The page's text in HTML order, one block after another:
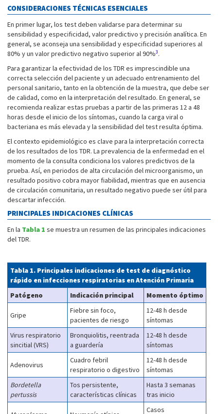
CONSIDERACIONES TÉCNICAS ESENCIALES
En primer lugar, los test deben validarse para determinar su
sensibilidad y especificidad, valor predictivo y precisión analítica. En
general, se aconseja una sensibilidad y especificidad superiores al
80% y un valor predictivo negativo superior al 90%3.
Para garantizar la efectividad de los TDR es imprescindible una
correcta selección del paciente y un adecuado entrenamiento del
personal sanitario, tanto en la obtención de la muestra, que debe ser
de calidad, como en la interpretación del resultado. En general, se
recomienda realizar estas pruebas a partir de las primeras 12 a 48
horas desde el inicio de los síntomas, cuando la carga viral o
bacteriana es más elevada y la sensibilidad del test resulta óptima.
El contexto epidemiológico es clave para la interpretación correcta
de los resultados de los TDR. La prevalencia de la enfermedad en el
momento de la consulta condiciona los valores predictivos de la
prueba. Así, en periodos de alta circulación del microorganismo, un
resultado positivo cobra mayor fiabilidad, mientras que en ausencia
de circulación comunitaria, un resultado negativo puede ser útil para
descartar infección.
PRINCIPALES INDICACIONES CLÍNICAS
En la Tabla 1 se muestra un resumen de las principales indicaciones
del TDR.
Tabla 1. Principales indicaciones de test de diagnóstico
rápido en infecciones respiratorias en Atención Primaria
Patógeno
Indicación principal Momento óptimo
Gripe
Fiebre sin foco,
pacientes de riesgo
12-48 h desde
síntomas
Virus respiratorio
sincitial (VRS)
Bronquiolitis, reentrada
a guardería
12-48 h desde
síntomas
Adenovirus
Cuadro febril
respiratorio o digestivo
12-48 h desde
síntomas
Bordetella
pertussis
Tos persistente,
características clínicas
Hasta 3 semanas
tras inicio
Casos